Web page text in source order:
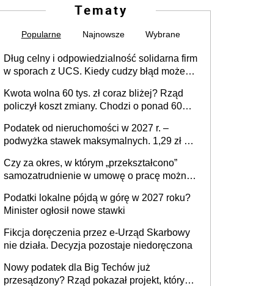
Tematy
Popularne Najnowsze Wybrane
Dług celny i odpowiedzialność solidarna firm
w sporach z UCS. Kiedy cudzy błąd może
Kwota wolna 60 tys. zł coraz bliżej? Rząd
policzył koszt zmiany. Chodzi o ponad 60
Podatek od nieruchomości w 2027 r. –
podwyżka stawek maksymalnych. 1,29 zł za
budynków i lokali związanych z
prowadzeniem działalności gospodarczej
Czy za okres, w którym „przekształcono”
samozatrudnienie w umowę o pracę można
umowy cywilnoprawnej jedynym
racjonalnym wyjściem
Podatki lokalne pójdą w górę w 2027 roku?
Minister ogłosił nowe stawki
Fikcja doręczenia przez e-Urząd Skarbowy
nie działa. Decyzja pozostaje niedoręczona
Nowy podatek dla Big Techów już
przesądzony? Rząd pokazał projekt, który